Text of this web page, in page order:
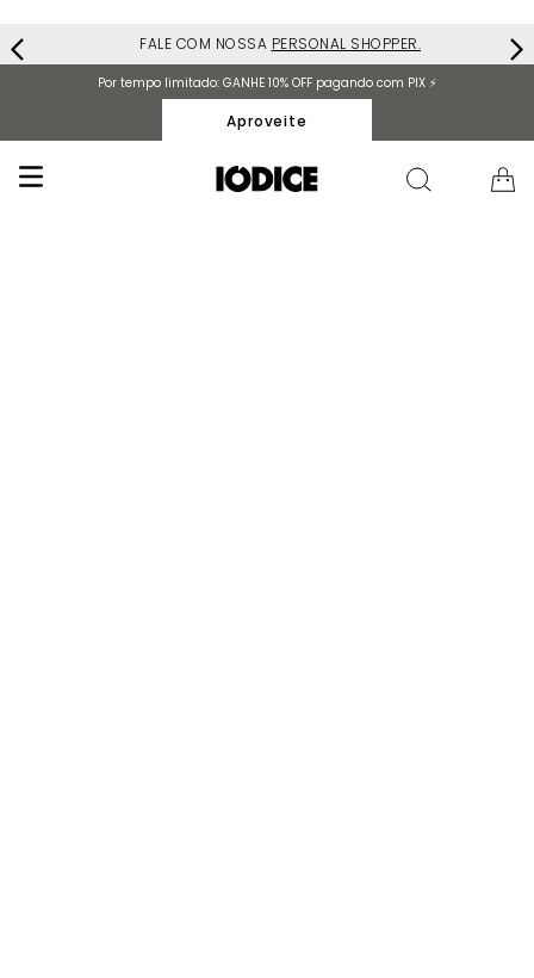
FALE COM NOSSAPERSONAL SHOPPER.
Por tempo limitado: GANHE 10% OFF pagando com PIX ⚡️
Aproveite